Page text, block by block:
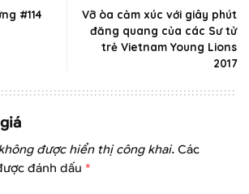
#114
Vỡ òa cảm xúc với giây phút
đăng quang của các Sư tử
trẻ Vietnam Young Lions
2017
được hiển thị công khai. Các
đánh dấu *